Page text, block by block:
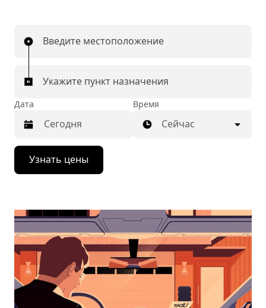
Введите местоположение
Укажите пункт назначения
Дата
Нажмите
стрелку
вниз,
календарю
выбрать
дату.
Чтобы
закрыть
календарь,
нажмите
Esc.
Время
Сейчас
Узнать цены